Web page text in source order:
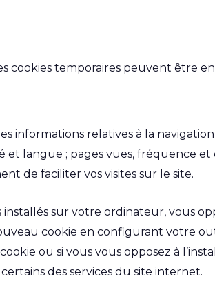
cookies temporaires peuvent être
informations relatives à la
langue ; pages vues, fréquence et
de faciliter vos visites sur le site.
sur votre ordinateur, vous
cookie en configurant votre
ou si vous vous opposez à
des services du site internet.